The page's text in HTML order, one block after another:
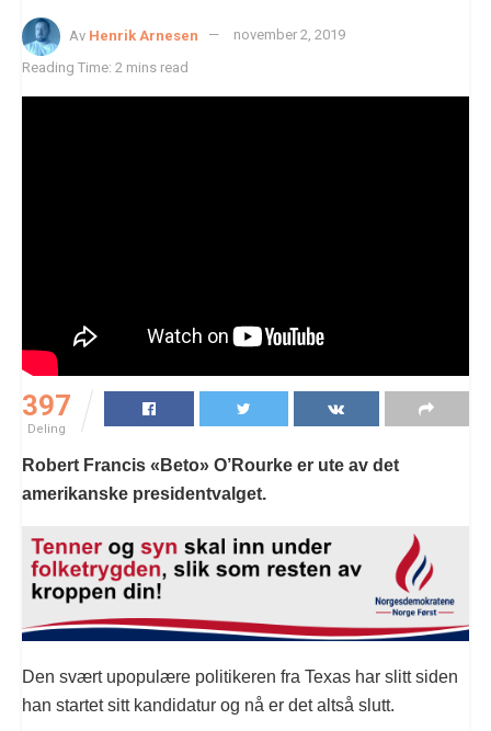
Av Henrik Arnesen
november 2, 2019
Reading Time: 2 mins read
397
Deling
Robert Francis «Beto» O’Rourke er ute av det
amerikanske presidentvalget.
Den svært upopulære politikeren fra Texas har slitt siden
han startet sitt kandidatur og nå er det altså slutt.